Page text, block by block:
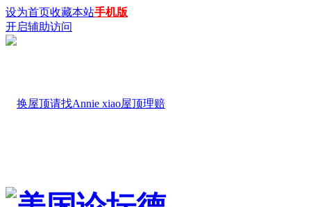
设为首页收藏本站手机版
开启辅助访问